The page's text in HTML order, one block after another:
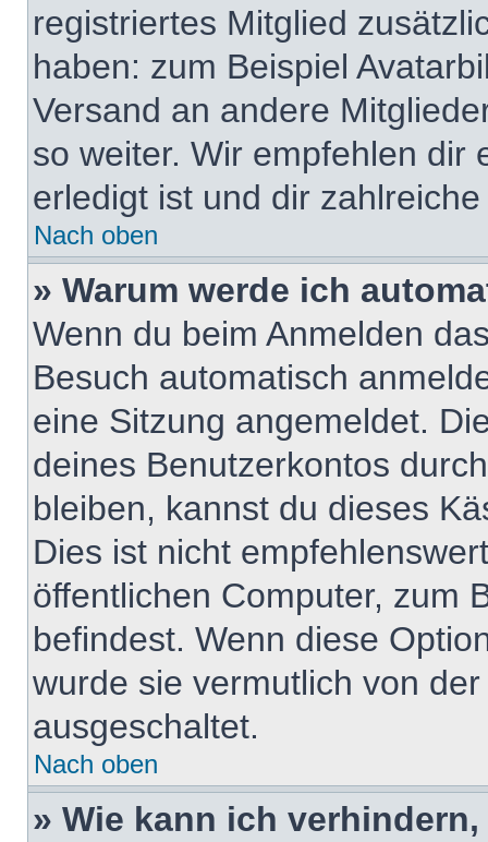
registriertes Mitglied
haben: zum Beispiel
Versand an andere
so weiter. Wir empfehlen dir
erledigt ist und dir
Nach oben
» Warum werde ich
Wenn du beim Anmelden
Besuch automatisch
eine Sitzung angemeldet.
deines Benutzerkontos
bleiben, kannst du dieses
Dies ist nicht
öffentlichen Computer, zum
befindest. Wenn diese
wurde sie vermutlich von
ausgeschaltet.
Nach oben
» Wie kann ich